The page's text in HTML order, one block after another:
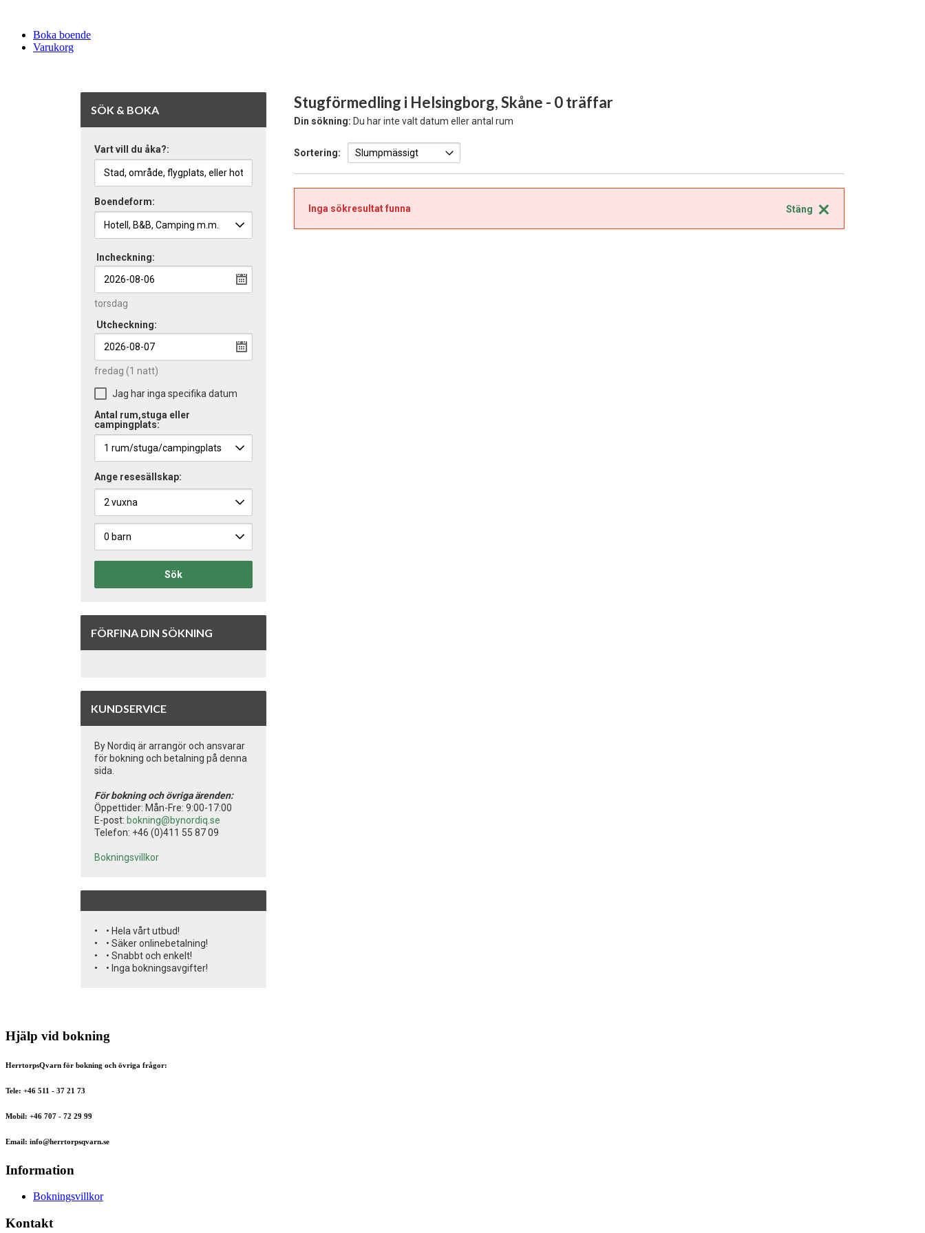
Boka boende
Varukorg
Stugförmedling i Helsingborg, Skåne - 0 träffar
Din sökning: Du har inte valt datum eller antal rum
Sortering:
Stäng
Inga sökresultat funna
SÖK & BOKA
Vart vill du åka?:
Boendeform:
Incheckning:
torsdag
Utcheckning:
fredag (1 natt)
Jag har inga specifika datum
Antal rum,stuga eller
campingplats:
Ange resesällskap:
Sök
FÖRFINA DIN SÖKNING
KUNDSERVICE
By Nordiq är arrangör och ansvarar
för bokning och betalning på denna
sida.
För bokning och övriga ärenden:
Öppettider: Mån-Fre: 9:00-17:00
E-post: bokning@bynordiq.se
Telefon: +46 (0)411 55 87 09
Bokningsvillkor
• Hela vårt utbud!
• Säker onlinebetalning!
• Snabbt och enkelt!
• Inga bokningsavgifter!
Hjälp vid bokning
HerrtorpsQvarn för bokning och övriga frågor:
Tele: +46 511 - 37 21 73
Mobil: +46 707 - 72 29 99
Email: info@herrtorpsqvarn.se
Information
Bokningsvillkor
Kontakt